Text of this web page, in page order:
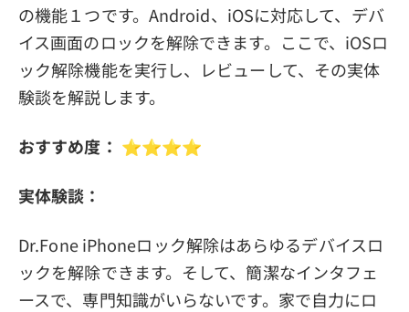
の機能１つです。Android、iOSに対応して、デバ
イス画面のロックを解除できます。ここで、iOSロ
ック解除機能を実行し、レビューして、その実体
験談を解説します。
おすすめ度： ⭐️⭐️⭐️⭐️
実体験談：
Dr.Fone iPhoneロック解除はあらゆるデバイスロ
ックを解除できます。そして、簡潔なインタフェ
ースで、専門知識がいらないです。家で自力にロ